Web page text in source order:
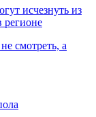
исчезнуть из
регионе
смотреть, а